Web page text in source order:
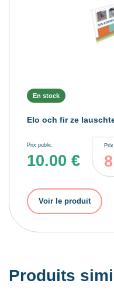
En stock
Elo och fir ze
Prix public
10.00 €
Voir le produit
Produits